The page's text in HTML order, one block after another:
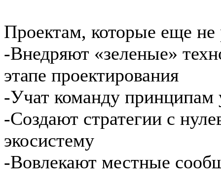
Проектам, которые еще
-Внедряют «зеленые»
этапе проектирования
-Учат команду принципам
-Создают стратегии с
экосистему
-Вовлекают местные